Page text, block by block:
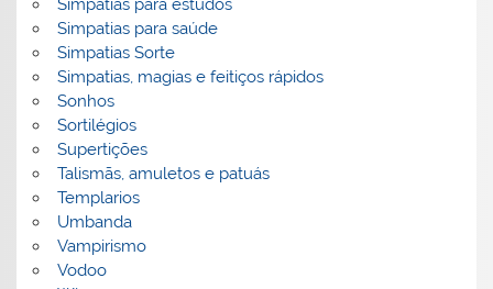
Simpatias para estudos
Simpatias para saúde
Simpatias Sorte
Simpatias, magias e feitiços rápidos
Sonhos
Sortilégios
Supertições
Talismãs, amuletos e patuás
Templarios
Umbanda
Vampirismo
Vodoo